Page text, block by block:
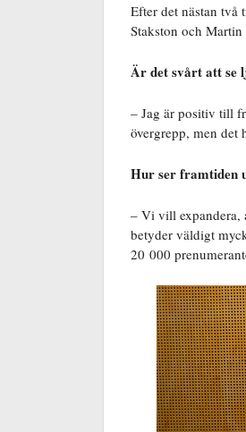
Efter det nästan
Stakston och Martin
Är det svårt att se
– Jag är positiv till
övergrepp, men det
Hur ser framtiden
– Vi vill expandera,
betyder väldigt
20 000